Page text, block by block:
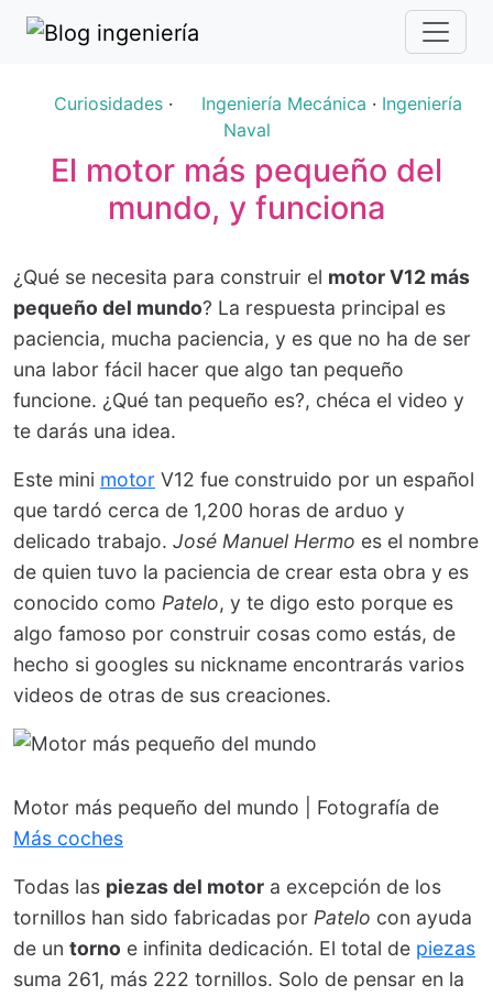
Curiosidades · Ingeniería Mecánica · Ingeniería
Naval
El motor más pequeño del
mundo, y funciona
¿Qué se necesita para construir el motor V12 más
pequeño del mundo? La respuesta principal es
paciencia, mucha paciencia, y es que no ha de ser
una labor fácil hacer que algo tan pequeño
funcione. ¿Qué tan pequeño es?, chéca el video y
te darás una idea.
Este mini motor V12 fue construido por un español
que tardó cerca de 1,200 horas de arduo y
delicado trabajo. José Manuel Hermo es el nombre
de quien tuvo la paciencia de crear esta obra y es
conocido como Patelo, y te digo esto porque es
algo famoso por construir cosas como estás, de
hecho si googles su nickname encontrarás varios
videos de otras de sus creaciones.
Motor más pequeño del mundo | Fotografía de
Más coches
Todas las piezas del motor a excepción de los
tornillos han sido fabricadas por Patelo con ayuda
de un torno e infinita dedicación. El total de piezas
suma 261, más 222 tornillos. Solo de pensar en la